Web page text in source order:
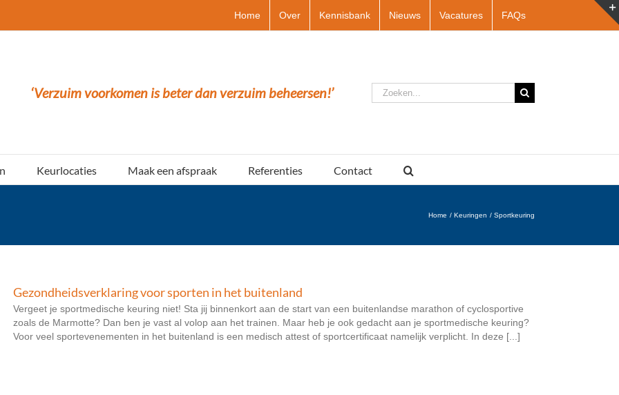
Home Over Kennisbank Nieuws Vacatures FAQs
‘Verzuim voorkomen is beter dan verzuim beheersen!’
Zoeken
naar:
Keurlocaties Maak een afspraak Referenties Contact
Home Keuringen Sportkeuring
Gezondheidsverklaring voor sporten in het buitenland
Vergeet je sportmedische keuring niet! Sta jij binnenkort aan de start van een buitenlandse marathon of cyclosportive
zoals de Marmotte? Dan ben je vast al volop aan het trainen. Maar heb je ook gedacht aan je sportmedische keuring?
Voor veel sportevenementen in het buitenland is een medisch attest of sportcertificaat namelijk verplicht. In deze [...]